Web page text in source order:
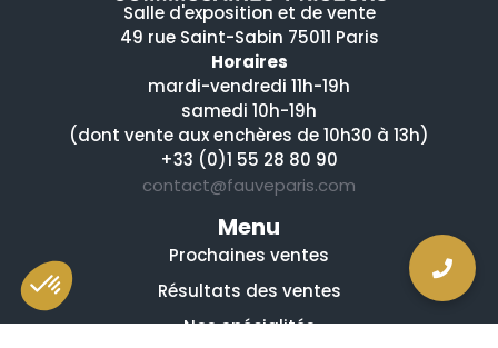
Salle d'exposition et de vente
49 rue Saint-Sabin 75011 Paris
Horaires
mardi-vendredi 11h-19h
samedi 10h-19h
(dont vente aux enchères de 10h30 à 13h)
+33 (0)1 55 28 80 90
contact@fauveparis.com
Menu
Prochaines ventes
Résultats des ventes
Nos spécialités